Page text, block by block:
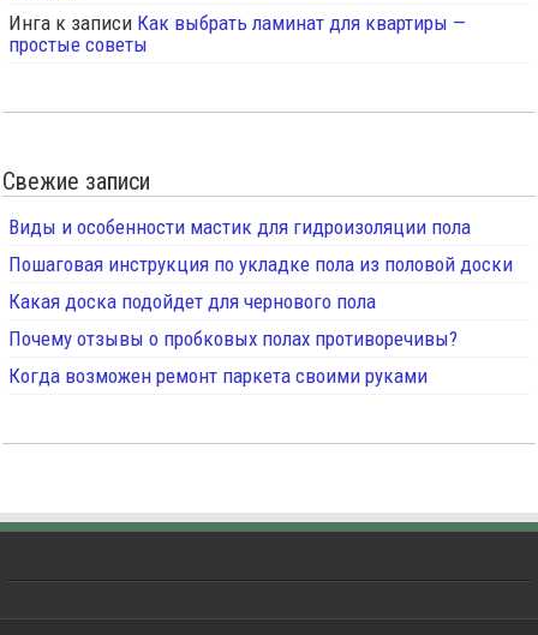
Инга к записи Как выбрать ламинат для квартиры —
простые советы
Свежие записи
Виды и особенности мастик для гидроизоляции пола
Пошаговая инструкция по укладке пола из половой доски
Какая доска подойдет для чернового пола
Почему отзывы о пробковых полах противоречивы?
Когда возможен ремонт паркета своими руками